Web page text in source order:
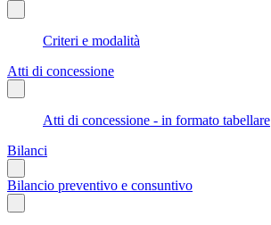
Criteri e modalità
Atti di concessione
Atti di concessione - in formato tabellare
Bilanci
Bilancio preventivo e consuntivo